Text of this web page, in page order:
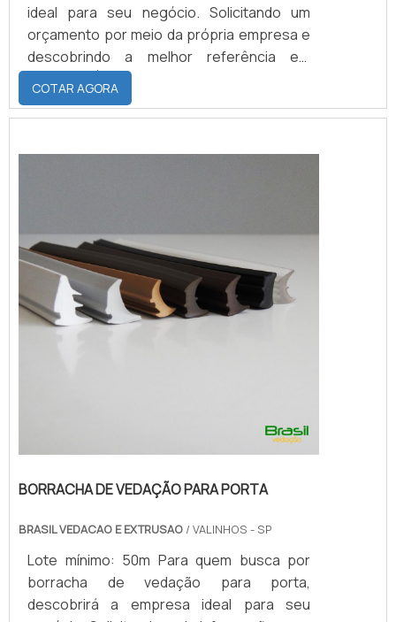
ideal para seu negócio. Solicitando um
orçamento por meio da própria empresa e
descobrindo a melhor referência em
qualidade.É importante lembrar que o
produto deve sempre ser adquirido com
empresas especializadas no segmento.
COTAR AGORA
BORRACHA DE VEDAÇÃO PARA PORTA
BRASIL VEDACAO E EXTRUSAO / VALINHOS - SP
Lote mínimo: 50m Para quem busca por
borracha de vedação para porta,
descobrirá a empresa ideal para seu